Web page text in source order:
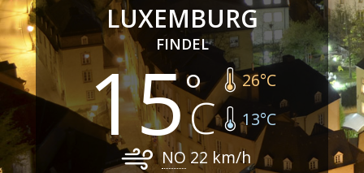
LUXEMBURG
FINDEL
15 26°C
13°C
NO 22 km/h